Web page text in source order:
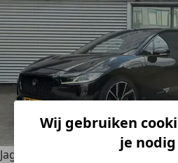
Jaguar I-Pace
EV400 First Edition
Wij gebruiken
je